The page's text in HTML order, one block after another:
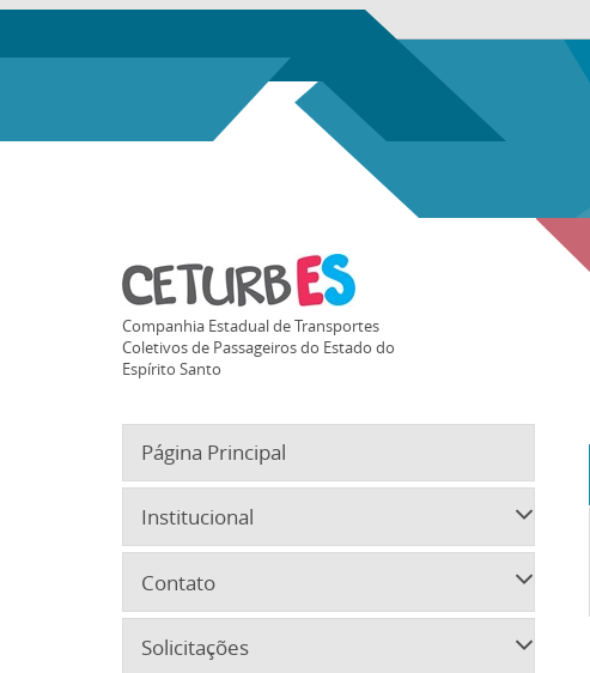
Companhia Estadual de Transportes
Coletivos de Passageiros do Estado do
Espírito Santo
Página Principal
Institucional
Contato
Solicitações